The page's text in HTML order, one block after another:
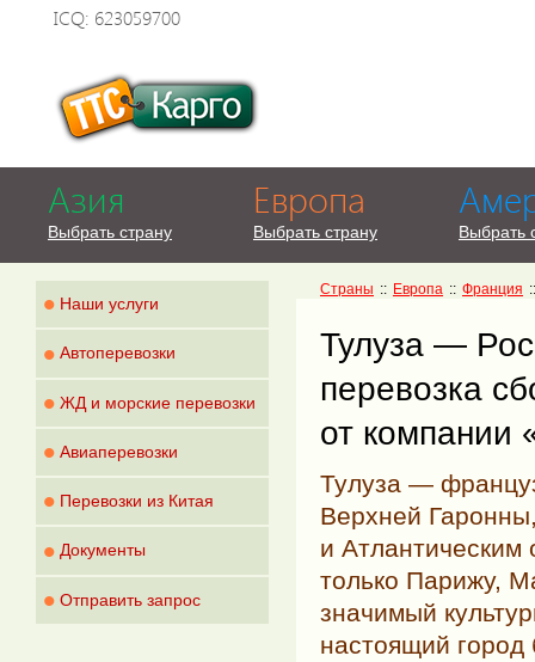
ICQ: 623059700
Азия
Выбрать страну
Европа
Выбрать страну Выбрать
• Наши услуги
• Автоперевозки
• ЖД и морские перевозки
• Авиаперевозки
• Перевозки из Китая
• Документы
• Отправить запрос
Страны :: Европа :: Франция ::
Тулуза —
перевозка
от компании
Тулуза —
Верхней
и Атлантическим
только Парижу,
значимый
настоящий